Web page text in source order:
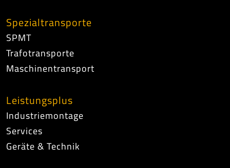
Spezialtransporte
SPMT
Trafotransporte
Maschinentransport
Leistungsplus
Industriemontage
Services
Geräte & Technik